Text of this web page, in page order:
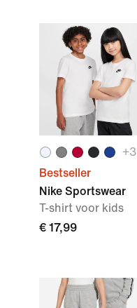
+3
Bestseller
Nike Sportswear
T-shirt voor kids
€ 17,99